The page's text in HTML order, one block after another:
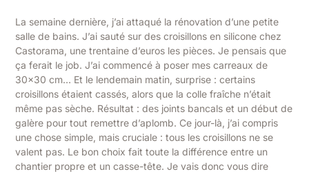
La semaine dernière, j’ai attaqué la rénovation d’une petite
salle de bains. J’ai sauté sur des croisillons en silicone chez
Castorama, une trentaine d’euros les pièces. Je pensais que
ça ferait le job. J’ai commencé à poser mes carreaux de
30×30 cm… Et le lendemain matin, surprise : certains
croisillons étaient cassés, alors que la colle fraîche n’était
même pas sèche. Résultat : des joints bancals et un début de
galère pour tout remettre d’aplomb. Ce jour-là, j’ai compris
une chose simple, mais cruciale : tous les croisillons ne se
valent pas. Le bon choix fait toute la différence entre un
chantier propre et un casse-tête. Je vais donc vous dire